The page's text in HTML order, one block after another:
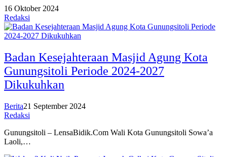
16 Oktober 2024
Redaksi
Badan Kesejahteraan Masjid Agung Kota
Gunungsitoli Periode 2024-2027
Dikukuhkan
Berita21 September 2024
Redaksi
Gunungsitoli – LensaBidik.Com Wali Kota Gunungsitoli Sowa’a
Laoli,…